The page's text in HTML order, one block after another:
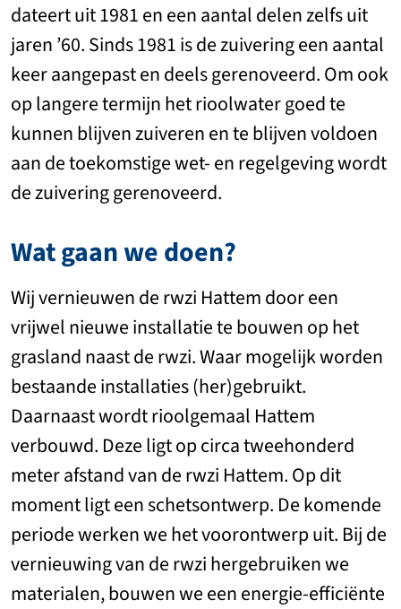
dateert uit 1981 en een aantal delen zelfs uit
jaren ’60. Sinds 1981 is de zuivering een aantal
keer aangepast en deels gerenoveerd. Om ook
op langere termijn het rioolwater goed te
kunnen blijven zuiveren en te blijven voldoen
aan de toekomstige wet- en regelgeving wordt
de zuivering gerenoveerd.
Wat gaan we doen?
Wij vernieuwen de rwzi Hattem door een
vrijwel nieuwe installatie te bouwen op het
grasland naast de rwzi. Waar mogelijk worden
bestaande installaties (her)gebruikt.
Daarnaast wordt rioolgemaal Hattem
verbouwd. Deze ligt op circa tweehonderd
meter afstand van de rwzi Hattem. Op dit
moment ligt een schetsontwerp. De komende
periode werken we het voorontwerp uit. Bij de
vernieuwing van de rwzi hergebruiken we
materialen, bouwen we een energie-efficiënte